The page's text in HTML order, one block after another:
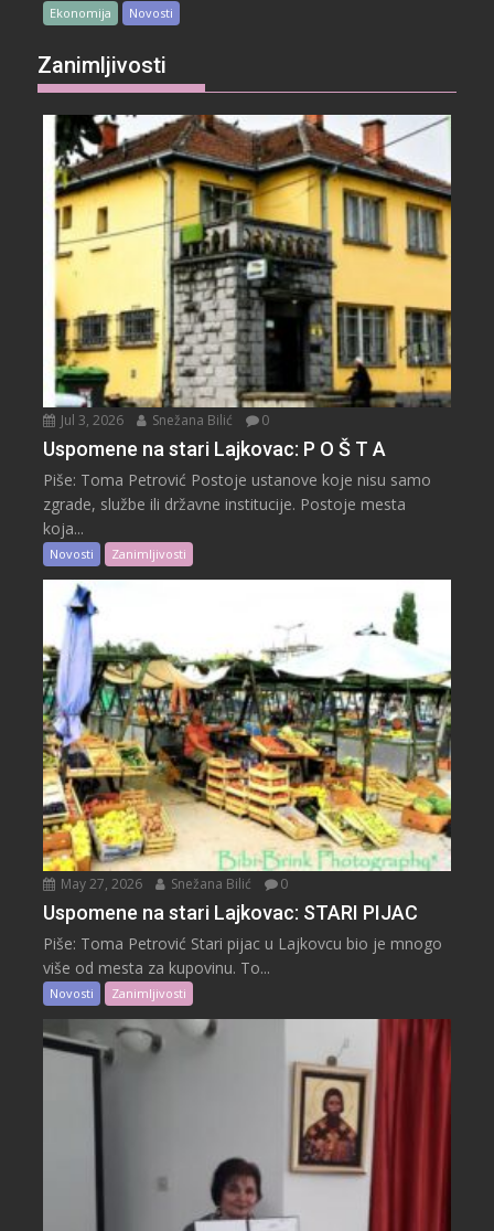
Ekonomija Novosti
Zanimljivosti
Jul 3, 2026 Snežana Bilić 0
Uspomene na stari Lajkovac: P O Š T A
Piše: Toma Petrović Postoje ustanove koje nisu samo
zgrade, službe ili državne institucije. Postoje mesta
koja...
Novosti Zanimljivosti
May 27, 2026 Snežana Bilić 0
Uspomene na stari Lajkovac: STARI PIJAC
Piše: Toma Petrović Stari pijac u Lajkovcu bio je mnogo
više od mesta za kupovinu. To...
Novosti Zanimljivosti